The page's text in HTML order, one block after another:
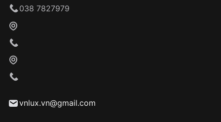
Khách hàng kiểm tra và thanh toán trực tiếp
Từ khóa SEO:
038 7827979
vnlux.vn@gmail.com